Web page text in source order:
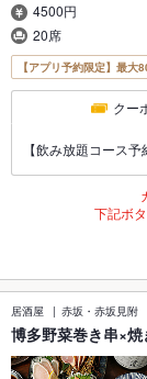
4500円
20席
【アプリ予約限定】最
クー
【飲み放題コース
下記ボ
居酒屋 赤坂・赤坂見附
博多野菜巻き串×